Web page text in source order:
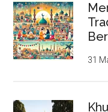
31